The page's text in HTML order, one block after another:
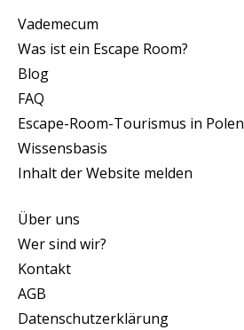
Vademecum
Was ist ein Escape Room?
Blog
FAQ
Escape-Room-Tourismus in Polen
Wissensbasis
Inhalt der Website melden
Über uns
Wer sind wir?
Kontakt
AGB
Datenschutzerklärung